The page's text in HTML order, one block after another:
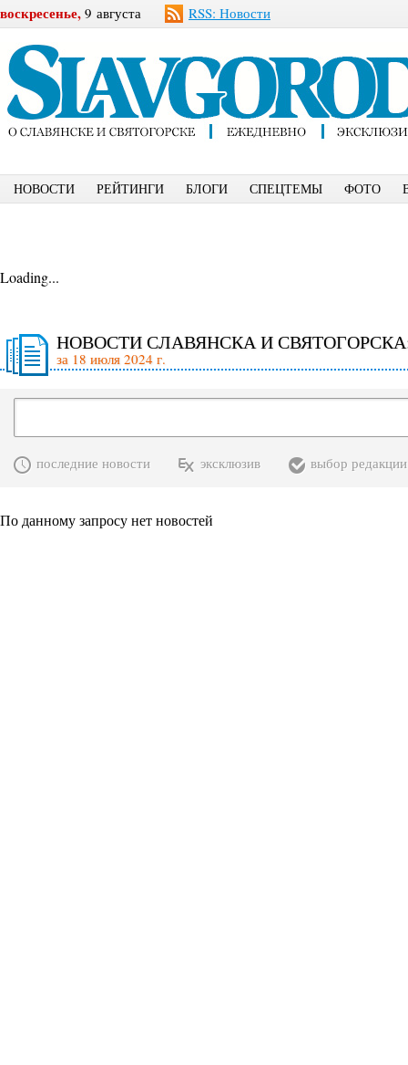
воскресенье, 9 августа RSS: Новости
НОВОСТИ РЕЙТИНГИ БЛОГИ СПЕЦТЕМЫ ФОТО
Loading...
НОВОСТИ СЛАВЯНСКА И
за 18 июля 2024 г.
последние новости эксклюзив выбор редакции
По данному запросу нет новостей